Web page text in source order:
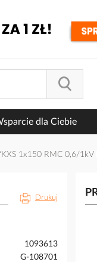
dla Ciebie
1x150 RMC 0,6/
Drukuj
1093613
G-108701